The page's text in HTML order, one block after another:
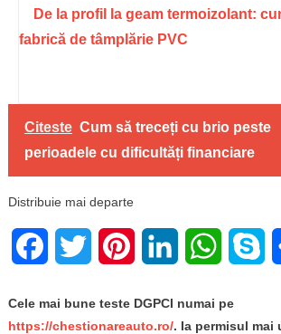
De la profil la geam termoizolant:
fabrică de tâmplărie PVC
Citeste Cum să treceți cu brio peste
perioadele cu dificultăți financiare
Distribuie mai departe
FacebookTwitter PinterestLinkedIn
Cele mai bune teste DGPCI numai pe
https://chestionareauto.ro/. Ia permisul mai